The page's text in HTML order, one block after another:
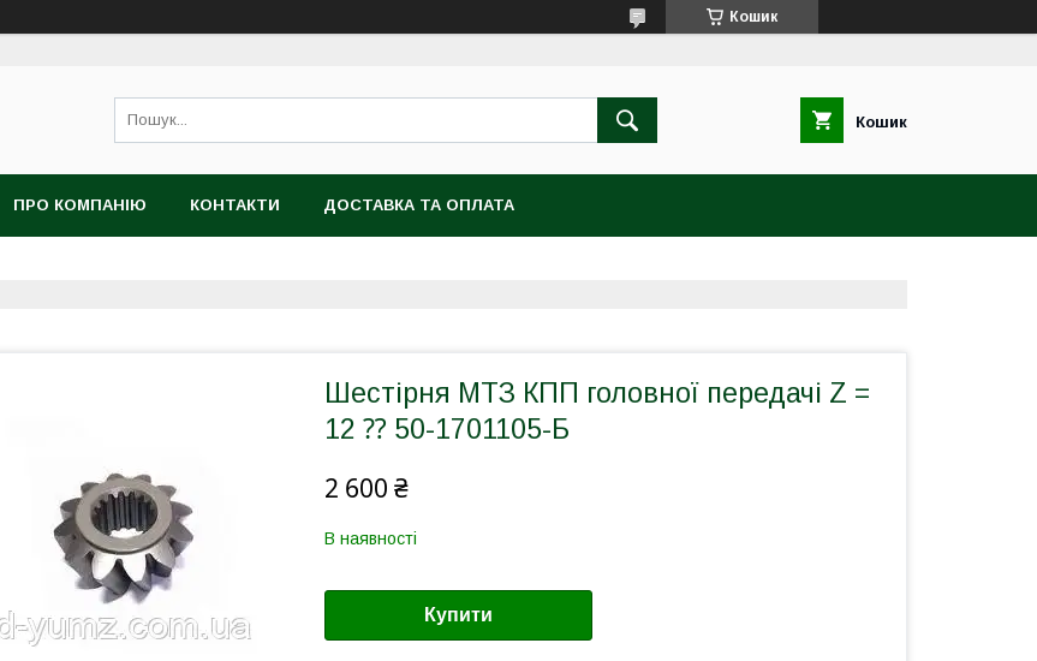
Кошик
Кошик
ПРО КОМПАНІЮ КОНТАКТИ ДОСТАВКА ТА ОПЛАТА
Шестірня МТЗ КПП головної передачі Z =
12 ⁇ 50-1701105-Б
2 600 ₴
В наявності
Купити